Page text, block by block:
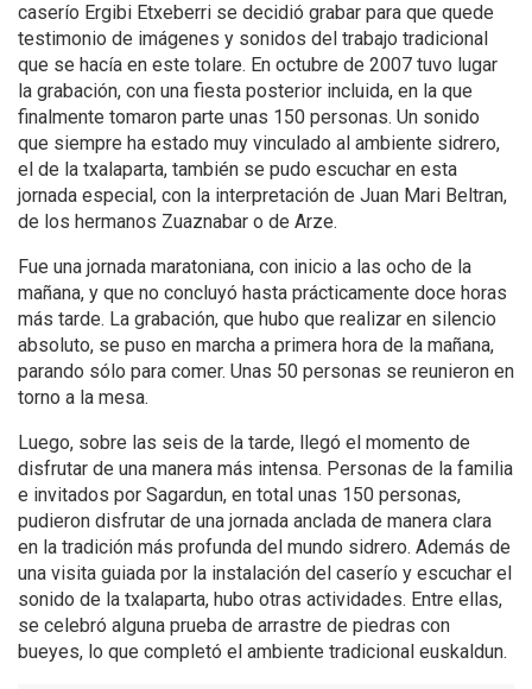
caserío Ergibi Etxeberri se decidió grabar para que quede
testimonio de imágenes y sonidos del trabajo tradicional
que se hacía en este tolare. En octubre de 2007 tuvo lugar
la grabación, con una fiesta posterior incluida, en la que
finalmente tomaron parte unas 150 personas. Un sonido
que siempre ha estado muy vinculado al ambiente sidrero,
el de la txalaparta, también se pudo escuchar en esta
jornada especial, con la interpretación de Juan Mari Beltran,
de los hermanos Zuaznabar o de Arze.
Fue una jornada maratoniana, con inicio a las ocho de la
mañana, y que no concluyó hasta prácticamente doce horas
más tarde. La grabación, que hubo que realizar en silencio
absoluto, se puso en marcha a primera hora de la mañana,
parando sólo para comer. Unas 50 personas se reunieron en
torno a la mesa.
Luego, sobre las seis de la tarde, llegó el momento de
disfrutar de una manera más intensa. Personas de la familia
e invitados por Sagardun, en total unas 150 personas,
pudieron disfrutar de una jornada anclada de manera clara
en la tradición más profunda del mundo sidrero. Además de
una visita guiada por la instalación del caserío y escuchar el
sonido de la txalaparta, hubo otras actividades. Entre ellas,
se celebró alguna prueba de arrastre de piedras con
bueyes, lo que completó el ambiente tradicional euskaldun.